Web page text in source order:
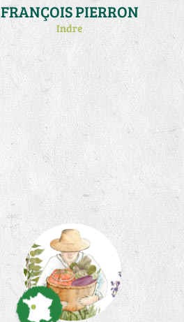
FRANÇOIS PIERRON
Indre